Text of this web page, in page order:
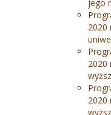
jego
2020
2020
2020